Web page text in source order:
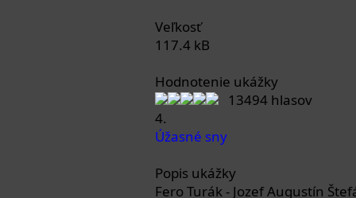
Veľkosť
117.4 kB
Hodnotenie ukážky
13494 hlasov
4.
Úžasné sny
Popis ukážky
Fero Turák - Jozef Augustín